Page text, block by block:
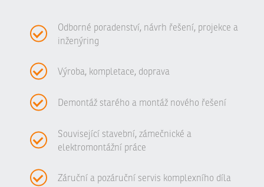
Odborné poradenství, návrh řešení, projekce a
inženýring
Výroba, kompletace, doprava
Demontáž starého a montáž nového řešení
Související stavební, zámečnické a
elektromontážní práce
Záruční a pozáruční servis komplexního díla